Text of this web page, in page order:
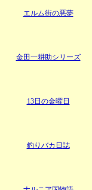
エルム街の悪夢
金田一耕助シリーズ
13日の金曜日
釣りバカ日誌